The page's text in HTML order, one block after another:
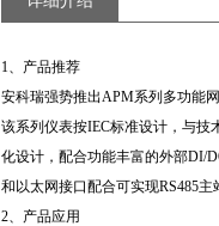
1、产品推荐
安科瑞强势推出APM系列多功能网
该系列仪表按IEC标准设计，与技
化设计，配合功能丰富的外部DI/
和以太网接口配合可实现RS485
2、产品应用